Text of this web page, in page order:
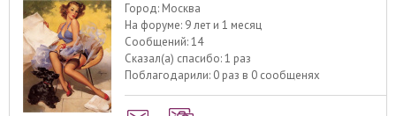
Город: Москва
На форуме: 9 лет и 1 месяц
Сообщений:14
Сказал(а) спасибо:1 раз
Поблагодарили: 0 раз в 0 сообщенях